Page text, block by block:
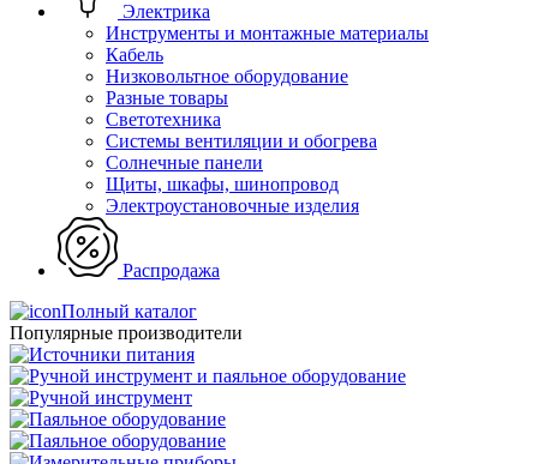
Электрика
Инструменты и монтажные материалы
Кабель
Низковольтное оборудование
Разные товары
Светотехника
Системы вентиляции и обогрева
Солнечные панели
Щиты, шкафы, шинопровод
Электроустановочные изделия
Распродажа
Полный каталог
Популярные производители